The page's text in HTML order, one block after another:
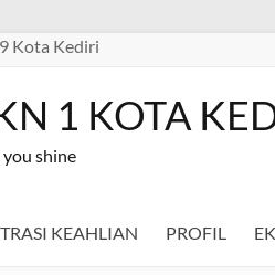
Kota Kediri
1 KOTA
you shine
KEAHLIAN PROFIL